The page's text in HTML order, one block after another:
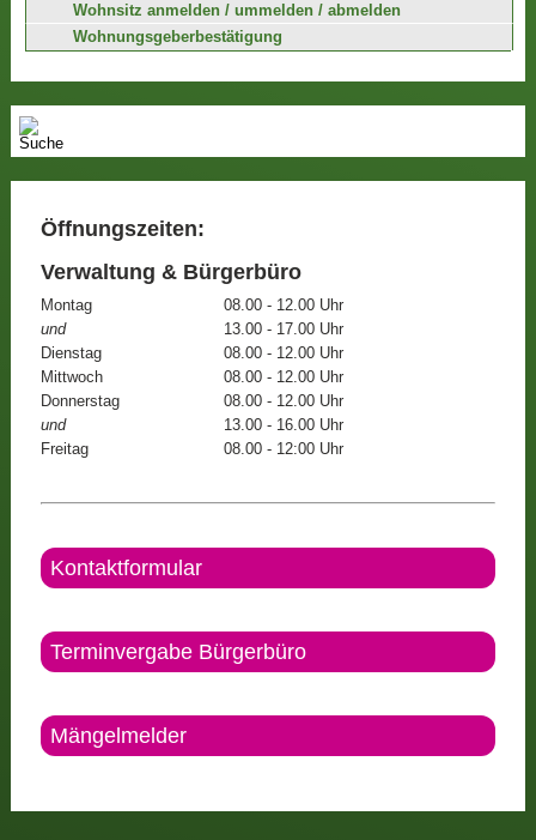
Wohnsitz anmelden / ummelden / abmelden
Wohnungsgeberbestätigung
Öffnungszeiten:
Verwaltung & Bürgerbüro
Montag
08.00 - 12.00 Uhr
und
13.00 - 17.00 Uhr
Dienstag
08.00 - 12.00 Uhr
Mittwoch
08.00 - 12.00 Uhr
Donnerstag
08.00 - 12.00 Uhr
und
13.00 - 16.00 Uhr
Freitag
08.00 - 12:00 Uhr
Kontaktformular
Terminvergabe Bürgerbüro
Mängelmelder